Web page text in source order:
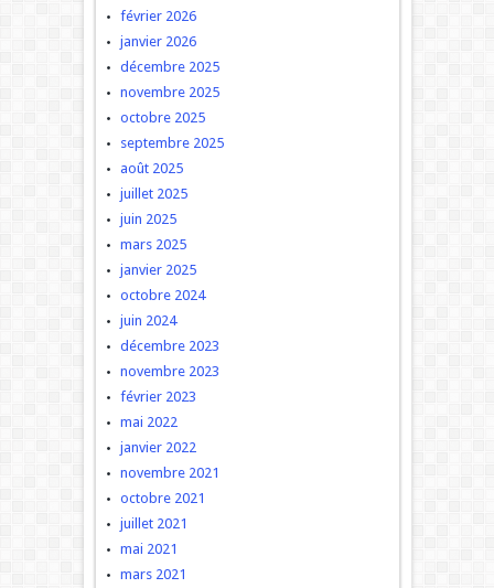
février 2026
janvier 2026
décembre 2025
novembre 2025
octobre 2025
septembre 2025
août 2025
juillet 2025
juin 2025
mars 2025
janvier 2025
octobre 2024
juin 2024
décembre 2023
novembre 2023
février 2023
mai 2022
janvier 2022
novembre 2021
octobre 2021
juillet 2021
mai 2021
mars 2021